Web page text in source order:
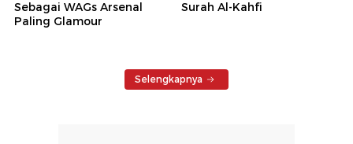
Sebagai WAGs Arsenal
Paling Glamour
Surah Al-Kahfi
Selengkapnya